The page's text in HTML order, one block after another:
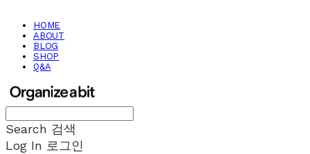
HOME
ABOUT
BLOG
SHOP
Q&A
Search 검색
Log In 로그인